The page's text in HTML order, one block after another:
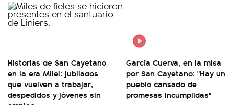
Historias de San Cayetano
en la era Milei: jubilados
que vuelven a trabajar,
despedidos y jóvenes sin
García Cuerva, en la misa
por San Cayetano: "Hay un
pueblo cansado de
promesas incumplidas"